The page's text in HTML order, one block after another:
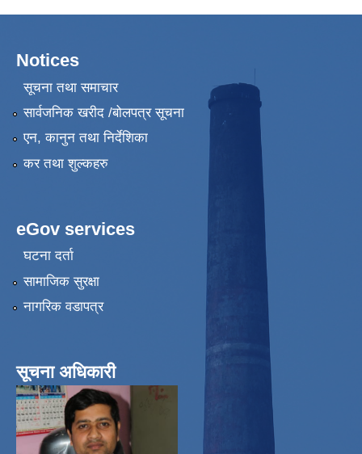
Notices
सूचना तथा समाचार
सार्वजनिक खरीद /बोलपत्र सूचना
एन, कानुन तथा निर्देशिका
कर तथा शुल्कहरु
eGov services
घटना दर्ता
सामाजिक सुरक्षा
नागरिक वडापत्र
सूचना अधिकारी